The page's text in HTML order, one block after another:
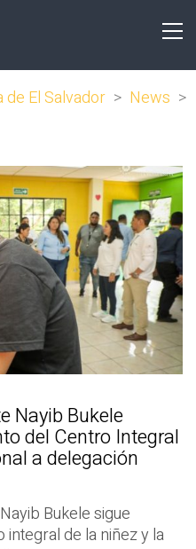
El Salvador > News >
Nayib Bukele
del Centro Integral
a delegación
Bukele sigue
de la niñez y la